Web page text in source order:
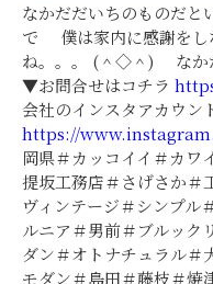
なかだだいちのものだと
で 僕は家内に感謝をし
ね。。。 (＾◇＾) な
▼お問合せはコチラ
会社のインスタアカウン
https://
岡県＃カッコイイ＃カワ
提坂工務店＃さげさか＃
ヴィンテージ＃シンプル
ルニア＃男前＃ブルック
ダン＃オトナチュラル＃
モダン＃島田＃藤枝＃焼